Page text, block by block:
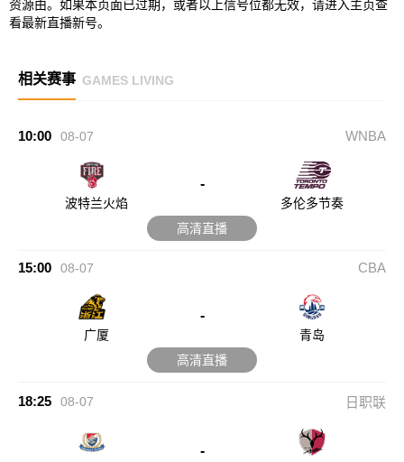
资源由。如果本页面已过期，或者以上信号位都无效，请进入主页查
看最新直播新号。
相关赛事 GAMES LIVING
10:00 08-07 WNBA
波特兰火焰
-
多伦多节奏
高清直播
15:00 08-07 CBA
广厦
-
青岛
高清直播
18:25 08-07 日职联
-